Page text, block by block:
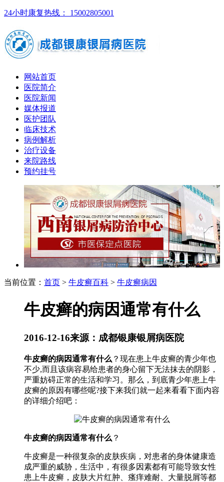
24小时康复热线： 15002805001
网站首页
医院简介
医院新闻
媒体报道
医护团队
临床技术
病例解析
治疗设备
来院路线
预约挂号
当前位置： 首页 > 牛皮癣百科 > 牛皮癣病因
牛皮癣的病因通常有什么
2016-12-16来源：成都银康银屑病医院
牛皮癣的病因通常有什么 ？现在患上牛皮癣的青少年也
不少,而且该病容易给患者的身心留下无法抹去的阴影，
严重妨碍正常的生活和学习。那么，到底青少年患上牛
皮癣的原因有哪些呢?接下来我们就一起来看看下面内容
的详细介绍吧：
牛皮癣的病因通常有什么 ？
牛皮癣是一种很复杂的皮肤疾病，对患者的身体健康造
成严重的威胁，生活中，有很多因素都有可能导致女性
患上牛皮癣，皮肤大片红肿、瘙痒难耐、大量脱屑等都